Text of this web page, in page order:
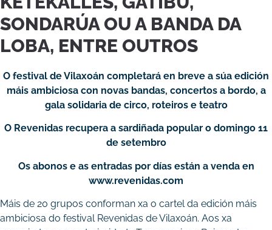
SONDARÚA OU A BANDA DA
LOBA, ENTRE OUTROS
O festival de Vilaxoán completará en breve a súa edición
máis ambiciosa con novas bandas, concertos a bordo, a
gala solidaria de circo, roteiros e teatro
O Revenidas recupera a sardiñada popular o domingo 11
de setembro
Os abonos e as entradas por días están a venda en
www.revenidas.com
Máis de 20 grupos conforman xa o cartel da edición máis
ambiciosa do festival Revenidas de Vilaxoán. Aos xa